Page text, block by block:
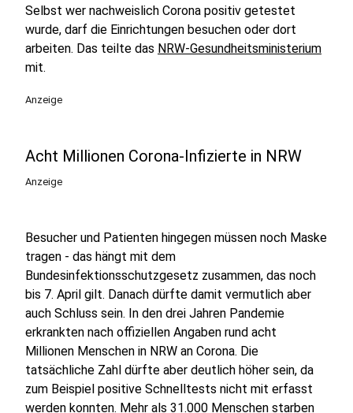
Selbst wer nachweislich Corona positiv getestet
wurde, darf die Einrichtungen besuchen oder dort
arbeiten. Das teilte das NRW-Gesundheitsministerium
mit.
Anzeige
Acht Millionen Corona-Infizierte in NRW
Anzeige
Besucher und Patienten hingegen müssen noch Maske
tragen - das hängt mit dem
Bundesinfektionsschutzgesetz zusammen, das noch
bis 7. April gilt. Danach dürfte damit vermutlich aber
auch Schluss sein. In den drei Jahren Pandemie
erkrankten nach offiziellen Angaben rund acht
Millionen Menschen in NRW an Corona. Die
tatsächliche Zahl dürfte aber deutlich höher sein, da
zum Beispiel positive Schnelltests nicht mit erfasst
werden konnten. Mehr als 31.000 Menschen starben